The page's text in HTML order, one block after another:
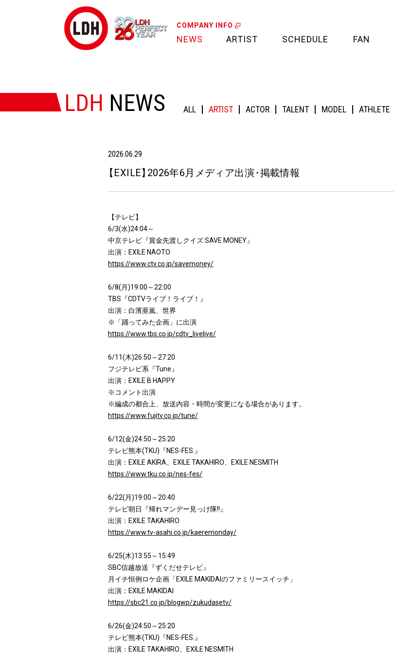
COMPANY INFO
NEWS ARTIST SCHEDULE FAN
MEDIA
LDH NEWS ALL ARTIST ACTOR TALENT MODEL ATHLETE
2026.06.29
【 EXILE】2026年6月メディア出演・掲載情報
【テレビ】
6/3(水)24:04～
中京テレビ『賞金先渡しクイズ SAVE MONEY』
出演：EXILE NAOTO
https://www.ctv.co.jp/savemoney/
6/8(月)19:00～22:00
TBS『CDTVライブ！ライブ！』
出演：白濱亜嵐、世界
※「踊ってみた企画」に出演
https://www.tbs.co.jp/cdtv_livelive/
6/11(木)26:50～27:20
フジテレビ系『Tune』
出演：EXILE B HAPPY
※コメント出演
※編成の都合上、放送内容・時間が変更になる場合があります。
https://www.fujitv.co.jp/tune/
6/12(金)24:50～25:20
テレビ熊本(TKU)『NES-FES.』
出演：EXILE AKIRA、EXILE TAKAHIRO、EXILE NESMITH
https://www.tku.co.jp/nes-fes/
6/22(月)19:00～20:40
テレビ朝日『帰れマンデー見っけ隊!!』
出演：EXILE TAKAHIRO
https://www.tv-asahi.co.jp/kaeremonday/
6/25(木)13:55～15:49
SBC信越放送『ずくだせテレビ』
月イチ恒例ロケ企画「EXILE MAKIDAIのファミリースイッチ」
出演：EXILE MAKIDAI
https://sbc21.co.jp/blogwp/zukudasetv/
6/26(金)24:50～25:20
テレビ熊本(TKU)『NES-FES.』
出演：EXILE TAKAHIRO、EXILE NESMITH